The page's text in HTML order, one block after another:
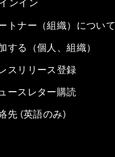
ンイン
トナー（組織）につい
する（個人、組織）
スリリース登録
ースレター購読
先 (英語のみ)